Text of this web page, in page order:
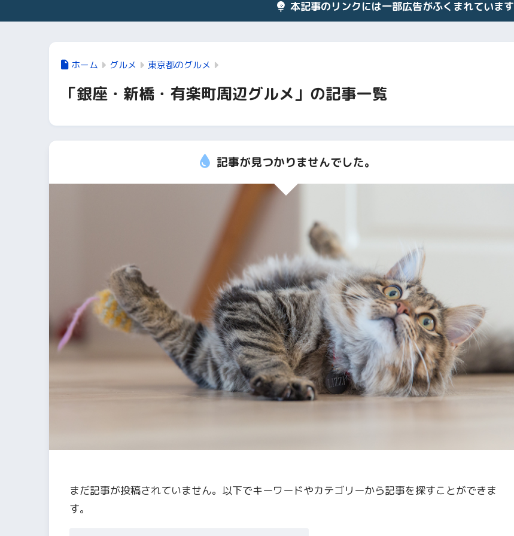
本記事のリンクには一部広告がふくまれています
ホーム グルメ 東京都のグルメ
「銀座・新橋・有楽町周辺グルメ」の記事一覧
記事が見つかりませんでした。
まだ記事が投稿されていません。以下でキーワードやカテゴリーから記事を探すことができま
す。